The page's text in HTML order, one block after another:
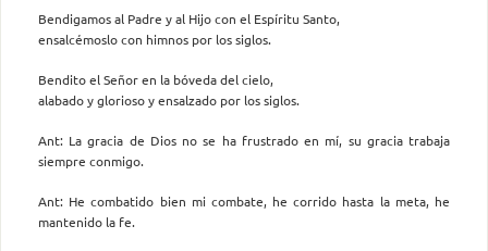
Bendigamos al Padre y al Hijo con el Espíritu Santo,
ensalcémoslo con himnos por los siglos.
Bendito el Señor en la bóveda del cielo,
alabado y glorioso y ensalzado por los siglos.
Ant: La gracia de Dios no se ha frustrado en mí, su gracia trabaja
siempre conmigo.
Ant: He combatido bien mi combate, he corrido hasta la meta, he
mantenido la fe.